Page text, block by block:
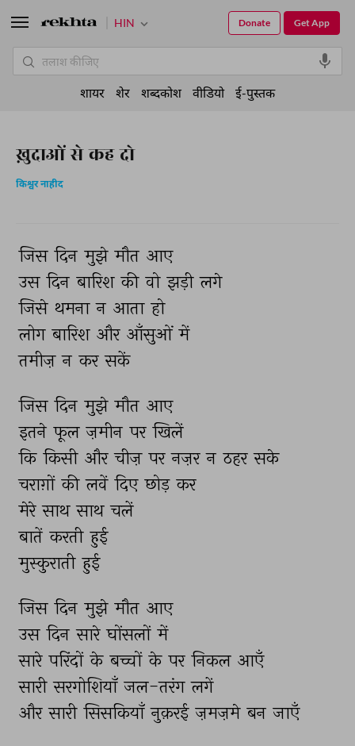
ख़ुदाओं से कह दो
किश्वर नाहीद
जिस दिन मुझे मौत आए
उस दिन बारिश की वो झड़ी लगे
जिसे थमना न आता हो
लोग बारिश और आँसुओं में
तमीज़ न कर सकें
जिस दिन मुझे मौत आए
इतने फूल ज़मीन पर खिलें
कि किसी और चीज़ पर नज़र न ठहर सके
चराग़ों की लवें दिए छोड़ कर
मेरे साथ साथ चलें
बातें करती हुई
मुस्कुराती हुई
जिस दिन मुझे मौत आए
उस दिन सारे घोंसलों में
सारे परिंदों के बच्चों के पर निकल आएँ
सारी सरगोशियाँ जल-तरंग लगें
और सारी सिसकियाँ नुक़रई ज़मज़मे बन जाएँ
HIN Get App
Donate
शायर शेर शब्दकोश वीडियो ई-पुस्तक